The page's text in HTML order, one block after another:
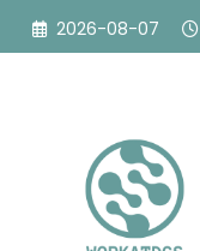
Przejdź
2026-08-07